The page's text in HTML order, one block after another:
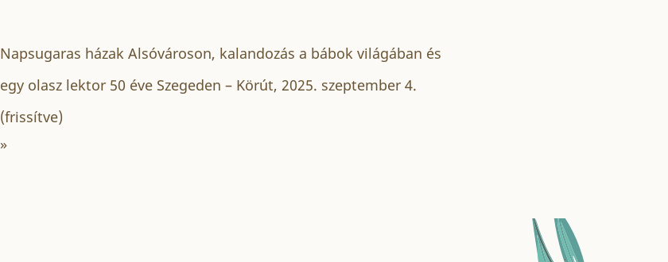
Napsugaras házak Alsóvároson, kalandozás a bábok világában és
egy olasz lektor 50 éve Szegeden – Körút, 2025. szeptember 4.
(frissítve)
»